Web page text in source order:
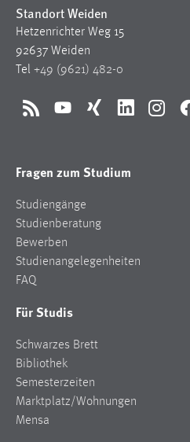
Standort Weiden
Hetzenrichter Weg 15
92637 Weiden
Tel +49 (9621) 482-0
RSS YouTubeXing LinkedIn
Fragen zum Studium
Studiengänge
Studienberatung
Bewerben
Studienangelegenheiten
FAQ
Für Studis
Schwarzes Brett
Bibliothek
Semesterzeiten
Marktplatz/Wohnungen
Mensa
Zweck:
Dieser Cookie ist notwendig
einloggen zu können.
Cookie Laufzeit:
Statistik Cookies erfassen
Diese Informationen helfen
unsere Besucher unsere
Matomo
Zugriffsstatistik
Cookie Laufzeit:
Max. 13 Monate